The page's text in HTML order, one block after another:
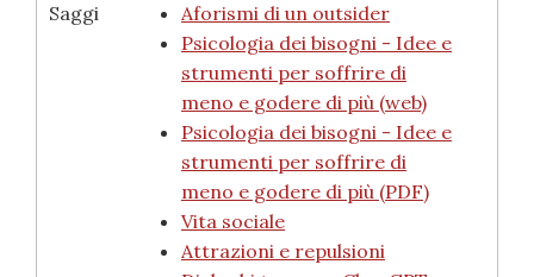
Saggi
Aforismi di un outsider
Psicologia dei bisogni - Idee e
strumenti per soffrire di
meno e godere di più (web)
Psicologia dei bisogni - Idee e
strumenti per soffrire di
meno e godere di più (PDF)
Vita sociale
Attrazioni e repulsioni